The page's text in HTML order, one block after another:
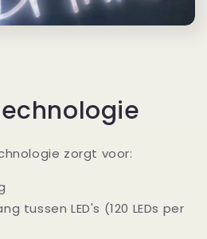
zorgt voor:
tussen LED's (120 LEDs per